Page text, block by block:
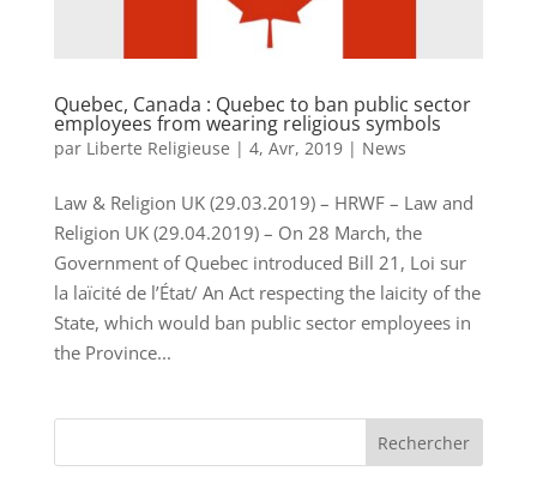
Quebec, Canada : Quebec to ban public sector
employees from wearing religious symbols
par Liberte Religieuse | 4, Avr, 2019| News
Law & Religion UK (29.03.2019) – HRWF – Law and
Religion UK (29.04.2019) – On 28 March, the
Government of Quebec introduced Bill 21, Loi sur
la laïcité de l’État/ An Act respecting the laicity of the
State, which would ban public sector employees in
the Province...